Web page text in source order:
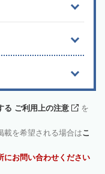
る ご利用上の注意
を
載を希望される場合はこ
にお問い合わせください